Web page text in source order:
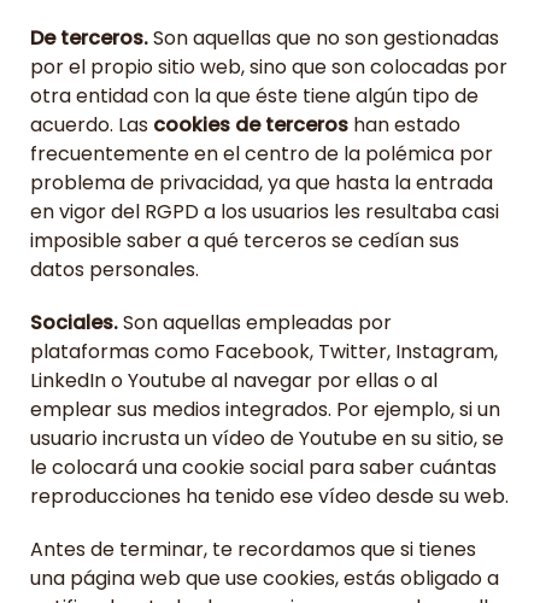
De terceros.Son aquellas que no son gestionadas
por el propio sitio web, sino que son colocadas por
otra entidad con la que éste tiene algún tipo de
acuerdo. Las cookies de terceros han estado
frecuentemente en el centro de la polémica por
problema de privacidad, ya que hasta la entrada
en vigor del RGPD a los usuarios les resultaba casi
imposible saber a qué terceros se cedían sus
datos personales.
Sociales.Son aquellas empleadas por
plataformas como Facebook, Twitter, Instagram,
LinkedIn o Youtube al navegar por ellas o al
emplear sus medios integrados. Por ejemplo, si un
usuario incrusta un vídeo de Youtube en su sitio, se
le colocará una cookie social para saber cuántas
reproducciones ha tenido ese vídeo desde su web.
Antes de terminar, te recordamos que si tienes
una página web que use cookies, estás obligado a